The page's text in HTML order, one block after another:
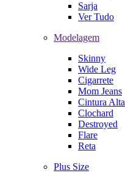
Sarja
Ver Tudo
Modelagem
Skinny
Wide Leg
Cigarrete
Mom Jeans
Cintura Alta
Clochard
Destroyed
Flare
Reta
Plus Size